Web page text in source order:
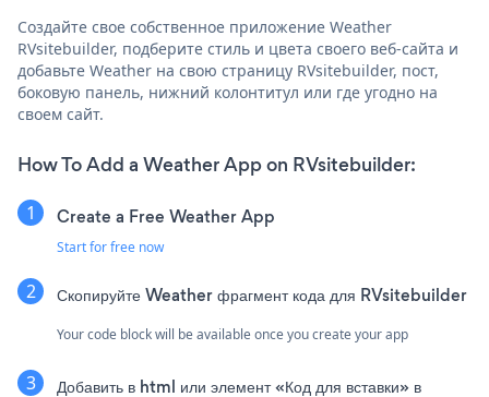
Создайте свое собственное приложение Weather
RVsitebuilder, подберите стиль и цвета своего веб-сайта и
добавьте Weather на свою страницу RVsitebuilder, пост,
боковую панель, нижний колонтитул или где угодно на
своем сайт.
How To Add a Weather App on RVsitebuilder:
Create a Free Weather App
Start for free now
Скопируйте Weather фрагмент кода для RVsitebuilder
Your code block will be available once you create your app
Добавить в html или элемент «Код для вставки» в